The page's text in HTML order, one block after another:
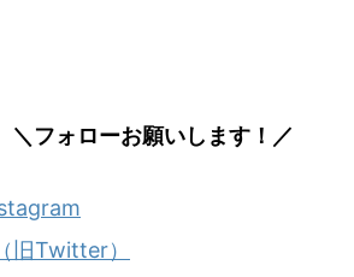
＼フォローお願いします！／
旧Twitter）